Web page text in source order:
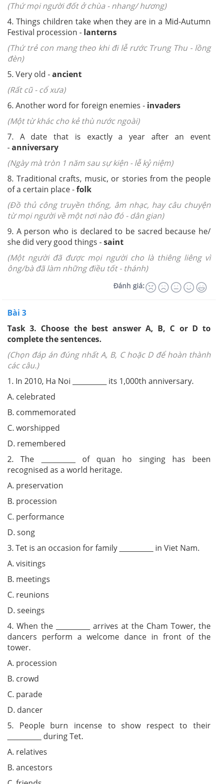
(Thứ mọi người đốt ở chùa - nhang/ hương)
4. Things children take when they are in a Mid-Autumn
Festival procession - lanterns
(Thứ trẻ con mang theo khi đi lễ rước Trung Thu - lồng
đèn)
5. Very old -ancient
(Rất cũ - cổ xưa)
6. Another word for foreign enemies - invaders
(Một từ khác cho kẻ thù nước ngoài)
7. A date that is exactly a year after an event
-anniversary
(Ngày mà tròn 1 năm sau sự kiện - lễ kỷ niệm)
8. Traditional crafts, music, or stories from the people
of a certain place -folk
(Đồ thủ công truyền thống, âm nhạc, hay câu chuyện
từ mọi người về một nơi nào đó - dân gian)
9. A person who is declared to be sacred because he/
she did very good things -saint
(Một người đã được mọi người cho là thiêng liêng vì
ông/bà đã làm những điều tốt - thánh)
Đánh giá:
Bài 3
Task 3. Choose the best answer A, B, C or D to
complete the sentences.
(Chọn đáp án đúng nhất A, B, C hoặc D để hoàn thành
các câu.)
1. In 2010, Ha Noi __________ its 1,000th anniversary.
A. celebrated
B. commemorated
C. worshipped
D. remembered
2. The __________ of quan ho singing has been
recognised as a world heritage.
A. preservation
B. procession
C. performance
D. song
3. Tet is an occasion for family __________ in Viet Nam.
A. visitings
B. meetings
C. reunions
D. seeings
4. When the __________ arrives at the Cham Tower, the
dancers perform a welcome dance in front of the
tower.
A. procession
B. crowd
C. parade
D. dancer
5. People burn incense to show respect to their
__________ during Tet.
A. relatives
B. ancestors